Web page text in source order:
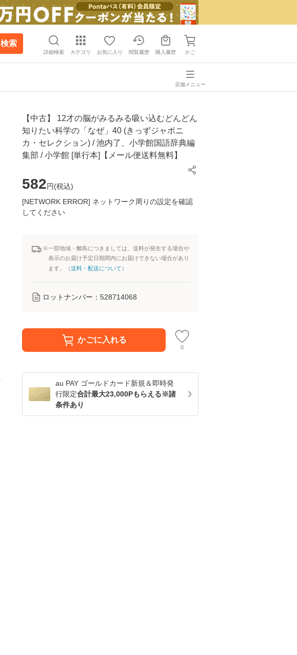
検索
詳細検索 カテゴリ お気に入り 閲覧履歴 購入履歴 かご
店舗メニュー
【中古】 12才の脳がみるみる吸い込むどんどん
知りたい科学の「なぜ」40 (きっずジャポニ
カ・セレクション) / 池内了、小学館国語辞典編
集部 / 小学館 [単行本]【メール便送料無料】
582円(税込)
[NETWORK ERROR] ネットワーク周りの設定を確認
してください
※一部地域・離島につきましては、送料が発生する場合や
表示のお届け予定日期間内にお届けできない場合があり
ます。（送料・配送について ）
ロットナンバー： 528714068
かごに入れる
0
au PAY ゴールドカード新規＆即時発
行限定合計最大23,000Pもらえる※諸
条件あり